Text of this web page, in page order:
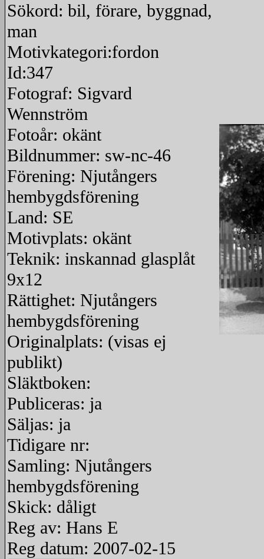
Sökord: bil, förare, byggnad,
man
Motivkategori:fordon
Id:347
Fotograf: Sigvard
Wennström
Fotoår: okänt
Bildnummer: sw-nc-46
Förening: Njutångers
hembygdsförening
Land: SE
Motivplats: okänt
Teknik: inskannad glasplåt
9x12
Rättighet: Njutångers
hembygdsförening
Originalplats: (visas ej
publikt)
Släktboken:
Publiceras: ja
Säljas: ja
Tidigare nr:
Samling: Njutångers
hembygdsförening
Skick: dåligt
Reg av: Hans E
Reg datum: 2007-02-15